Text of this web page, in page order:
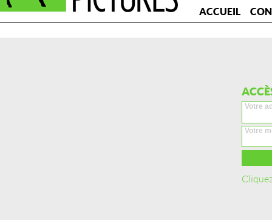
ACCUEIL
Votre
Votre